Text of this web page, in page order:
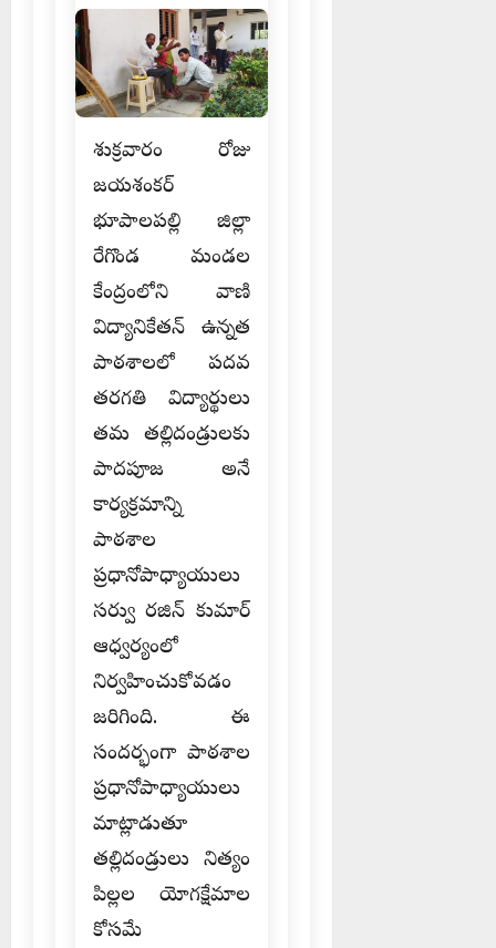
శుక్రవారం రోజు
జయశంకర్
భూపాలపల్లి జిల్లా
రేగొండ మండల
కేంద్రంలోని వాణి
విద్యానికేతన్ ఉన్నత
పాఠశాలలో పదవ
తరగతి విద్యార్థులు
తమ తల్లిదండ్రులకు
పాదపూజ అనే
కార్యక్రమాన్ని
పాఠశాల
ప్రధానోపాధ్యాయులు
సర్వు రజిన్ కుమార్
ఆధ్వర్యంలో
నిర్వహించుకోవడం
జరిగింది. ఈ
సందర్భంగా పాఠశాల
ప్రధానోపాధ్యాయులు
మాట్లాడుతూ
తల్లిదండ్రులు నిత్యం
పిల్లల యోగక్షేమాల
కోసమే